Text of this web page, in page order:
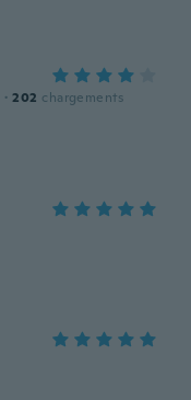
· 202 chargements